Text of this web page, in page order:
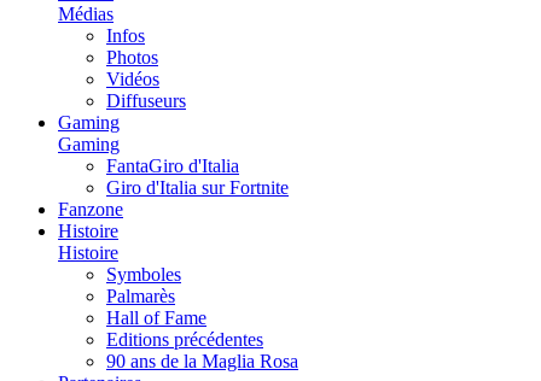
Médias
Infos
Photos
Vidéos
Diffuseurs
Gaming
Gaming
FantaGiro d'Italia
Giro d'Italia sur Fortnite
Fanzone
Histoire
Histoire
Symboles
Palmarès
Hall of Fame
Editions précédentes
90 ans de la Maglia Rosa